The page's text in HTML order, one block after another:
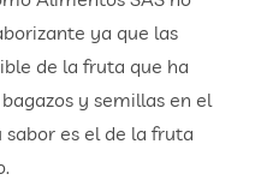
ya que las
de la fruta que ha
y semillas en el
es el de la fruta